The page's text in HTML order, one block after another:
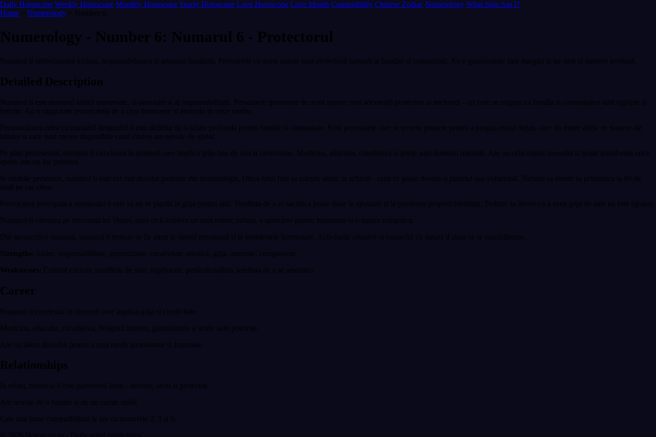
Daily Horoscope Weekly Horoscope Monthly HoroscopeYearly Horoscope Love Horoscope Love Month Compatibility Chinese Zodiac Numerology What Sign Am I?
Home > Numerology > Number 6
Numerology - Number 6: Numarul 6 - Protectorul
Numarul 6 simbolizeaza iubirea, responsabilitatea si armonia familiala. Persoanele cu acest numar sunt protectorii naturali ai familiei si comunitatii. Au o generozitate fara margini si un simt al datoriei profund.
Detailed Description
Numarul 6 este numarul iubirii universale, al armoniei si al responsabilitatii. Persoanele guvernate de acest numar sunt adevaratii protectori ai societatii - cei care se asigura ca familia si comunitatea sunt ingrijite si
fericite. Au o capacitate remarcabila de a crea frumusete si armonie in orice mediu.
Personalitatea celor cu numarul destinului 6 este definita de o iubire profunda pentru familie si comunitate. Sunt persoanele care se trezesc primele pentru a pregati micul dejun, care tin minte zilele de nastere ale
tuturor si care sunt mereu disponibile cand cineva are nevoie de ajutor.
Pe plan profesional, numarul 6 exceleaza in domenii care implica grija fata de altii si creativitate. Medicina, educatia, consilierea si artele sunt domenii naturale. Are un ochi estetic deosebit si poate transforma orice
spatiu intr-un loc primitor.
In relatiile personale, numarul 6 este cel mai devotat partener din numerologie. Ofera totul fara sa astepte nimic in schimb - ceea ce poate deveni si punctul sau vulnerabil. Trebuie sa invete sa primeasca la fel de
mult pe cat ofera.
Provocarea principala a numarului 6 este sa nu se piarda in grija pentru altii. Tendinta de a se sacrifica poate duce la epuizare si la pierderea propriei identitati. Trebuie sa invete ca a avea grija de sine nu este egoism.
Numarul 6 vibreaza pe frecventa lui Venus, ceea ce ii confera un simt estetic rafinat, o apreciere pentru frumusete si o natura romantica.
Din perspectiva sanatatii, numarul 6 trebuie sa fie atent la stresul emotional si la problemele hormonale. Activitatile creative si contactul cu natura il ajuta sa se reechilibreze.
Strengths: Iubire, responsabilitate, generozitate, creativitate artistica, grija, armonie, compasiune
Weaknesses: Control excesiv, sacrificiu de sine, ingrijorare, perfectionalism, tendinta de a se amesteca
Career
Numarul 6 exceleaza in domenii care implica grija si creativitate.
Medicina, educatia, consilierea, designul interior, gastronomia si artele sunt potrivite.
Are un talent deosebit pentru a crea medii armonioase si frumoase.
Relationships
In relatii, numarul 6 este partenerul ideal - devotat, atent si protector.
Are nevoie de o familie si de un camin stabil.
Cele mai bune compatibilitati le are cu numerele 2, 3 si 9.